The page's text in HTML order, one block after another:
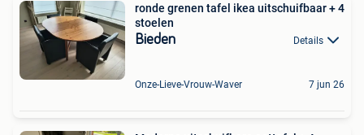
ronde grenen tafel ikea uitschuifbaar + 4
stoelen
Bieden Details
Onze-Lieve-Vrouw-Waver 7 jun 26